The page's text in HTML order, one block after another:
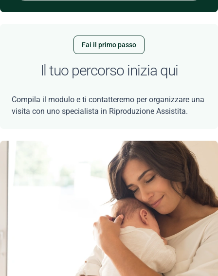
Fai il primo passo
Il tuo percorso inizia qui
Compila il modulo e ti contatteremo per organizzare una
visita con uno specialista in Riproduzione Assistita.